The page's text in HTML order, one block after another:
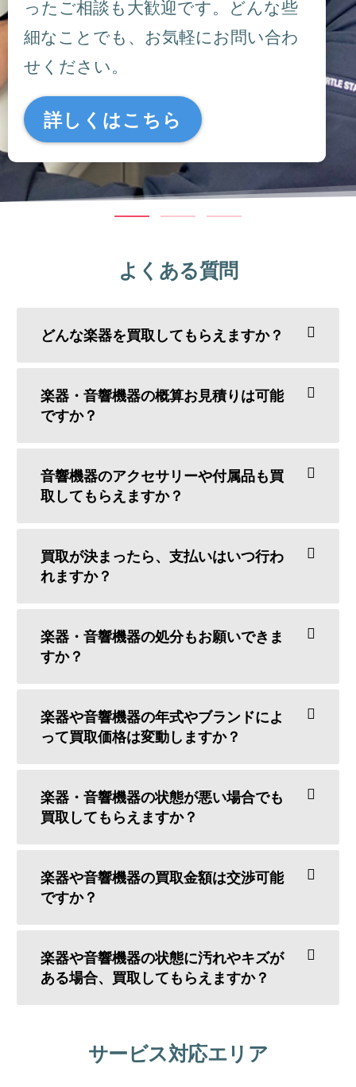
ったご相談も大歓迎です。どんな些
細なことでも、お気軽にお問い合わ
せください。
詳しくはこちら
よくある質問
どんな楽器を買取してもらえますか？
楽器・音響機器の概算お見積りは可能
ですか？
音響機器のアクセサリーや付属品も買
取してもらえますか？
買取が決まったら、支払いはいつ行わ
れますか？
楽器・音響機器の処分もお願いできま
すか？
楽器や音響機器の年式やブランドによ
って買取価格は変動しますか？
楽器・音響機器の状態が悪い場合でも
買取してもらえますか？
楽器や音響機器の買取金額は交渉可能
ですか？
楽器や音響機器の状態に汚れやキズが
ある場合、買取してもらえますか？
サービス対応エリア